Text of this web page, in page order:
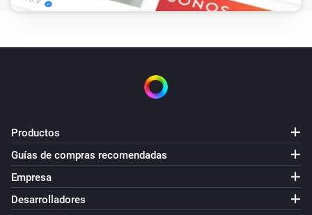
Productos
Guías de compras recomendadas
Empresa
Desarrolladores